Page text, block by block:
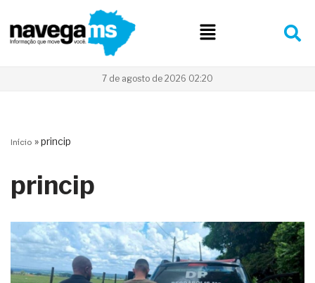
Pular
para
7 de agosto de 2026 02:20
Início »princip
princip